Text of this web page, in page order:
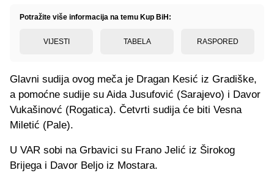
Potražite više informacija na temu Kup BiH:
VIJESTI TABELA RASPORED
Glavni sudija ovog meča je Dragan Kesić iz Gradiške,
a pomoćne sudije su Aida Jusufović (Sarajevo) i Davor
Vukašinovć (Rogatica). Četvrti sudija će biti Vesna
Miletić (Pale).
U VAR sobi na Grbavici su Frano Jelić iz Širokog
Brijega i Davor Beljo iz Mostara.